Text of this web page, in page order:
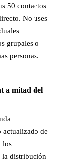
50 contactos
No uses
grupales o
personas.
a mitad del
actualizado de
los
la distribución